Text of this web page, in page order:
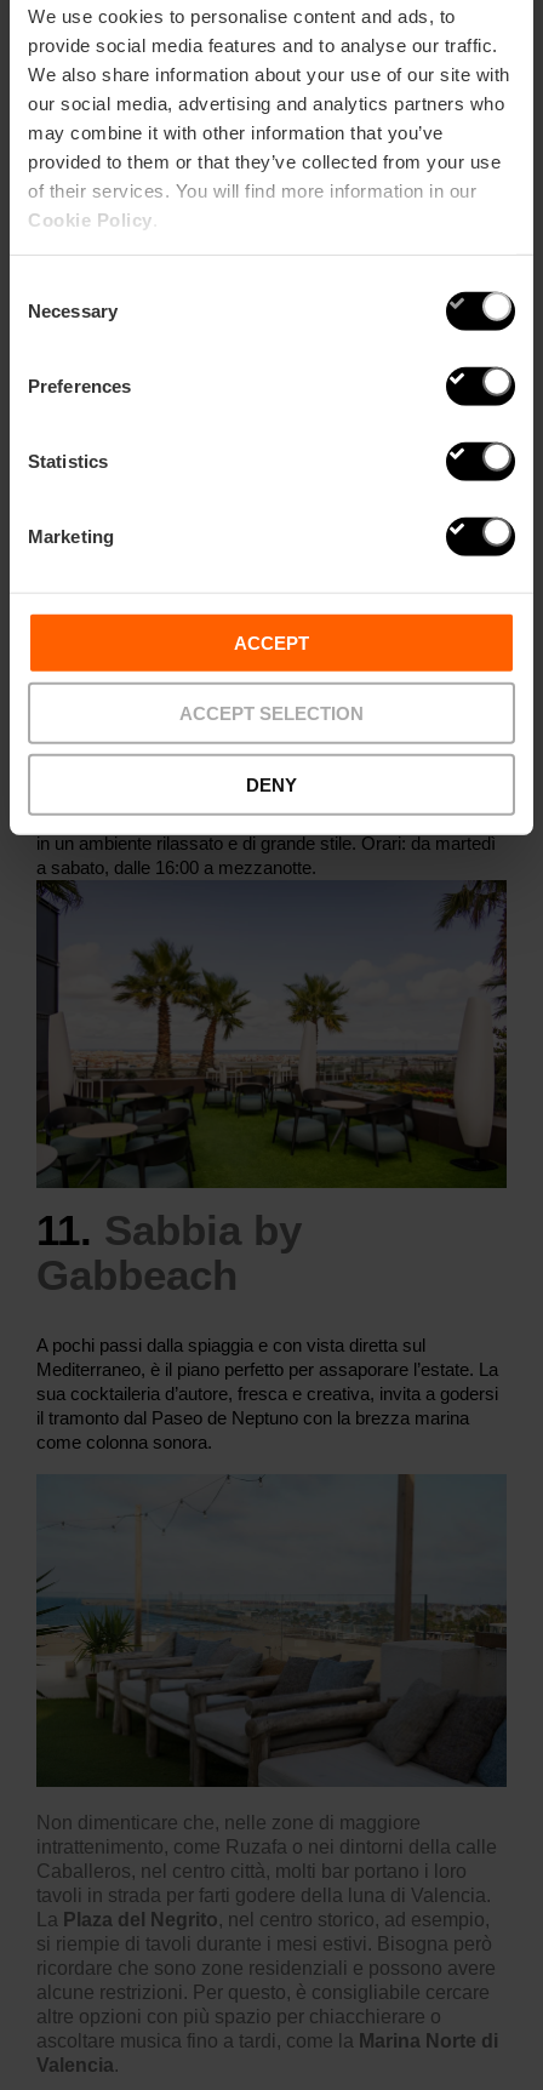
We use cookies to personalise content and ads, to
provide social media features and to analyse our traffic.
We also share information about your use of our site with
our social media, advertising and analytics partners who
may combine it with other information that you’ve
provided to them or that they’ve collected from your use
of their services. You will find more information in our
Cookie Policy
Selection
Necessary
Preferences
Statistics
Marketing
ACCEPT
ACCEPT SELECTION
DENY
Con viste uniche sulla Plaza de la Virgen e sulla Cattedrale,
in cima all’Hotel Palacio Vallier, questo rooftop è molto più di
un semplice luogo per ammirare il tramonto. Eleganza,
tranquillità e un menù di cocktail che risveglia i cinque
sensi, con proposte che variano secondo la stagione e i
prodotti locali. Rooftop aperto tutti i giorni dalle 11:00 a
mezzanotte, Lounge Bar dalle 17:00 a mezzanotte (venerdì
e sabato fino all’1:00).
10.Umániko
Al decimo piano dell’hotel ILUNION Aqua 4, offre una delle
aperta, a più di 15 piani da terra, si domina tutta la Marina,
la spiaggia e la Città delle Arti e delle Scienze con una
musica, stuzzichini informali e un menù di cocktail con
anima locale — come la Ronchata o l’Acqua di Valencia —
in un ambiente rilassato e di grande stile. Orari: da martedì
a sabato, dalle 16:00 a mezzanotte.
11. Sabbia by
Gabbeach
A pochi passi dalla spiaggia e con vista diretta sul
Mediterraneo, è il piano perfetto per assaporare l’estate. La
sua cocktaileria d’autore, fresca e creativa, invita a godersi
il tramonto dal Paseo de Neptuno con la brezza marina
come colonna sonora.
Non dimenticare che, nelle zone di maggiore
intrattenimento, come Ruzafa o nei dintorni della calle
Caballeros, nel centro città, molti bar portano i loro
tavoli in strada per farti godere della luna di Valencia.
La Plaza del Negrito, nel centro storico, ad esempio,
si riempie di tavoli durante i mesi estivi. Bisogna però
ricordare che sono zone residenziali e possono avere
alcune restrizioni. Per questo, è consigliabile cercare
altre opzioni con più spazio per chiacchierare o
ascoltare musica fino a tardi, come la Marina Norte di
Valencia.